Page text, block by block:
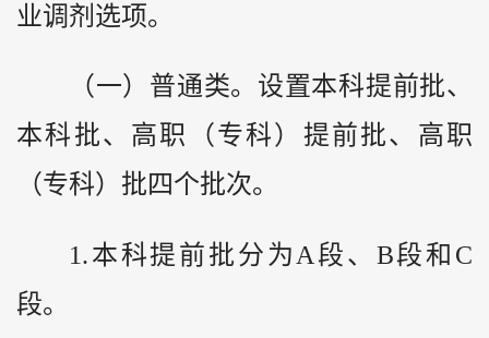
业调剂选项。
（一）普通类。设置本科提前批、
本科批、高职（专科）提前批、高职
（专科）批四个批次。
1.本科提前批分为A段、B段和C
段。